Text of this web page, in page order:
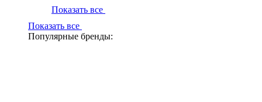
Показать все
Показать все
Популярные бренды: